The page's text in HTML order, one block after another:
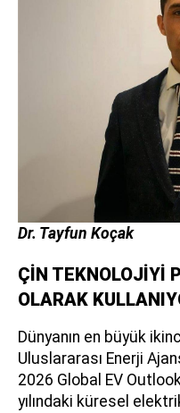
Dr. Tayfun Koçak
ÇİN TEKNOLOJİYİ
OLARAK
Dünyanın en büyük
Uluslararası Enerji
2026 Global EV
yılındaki küresel